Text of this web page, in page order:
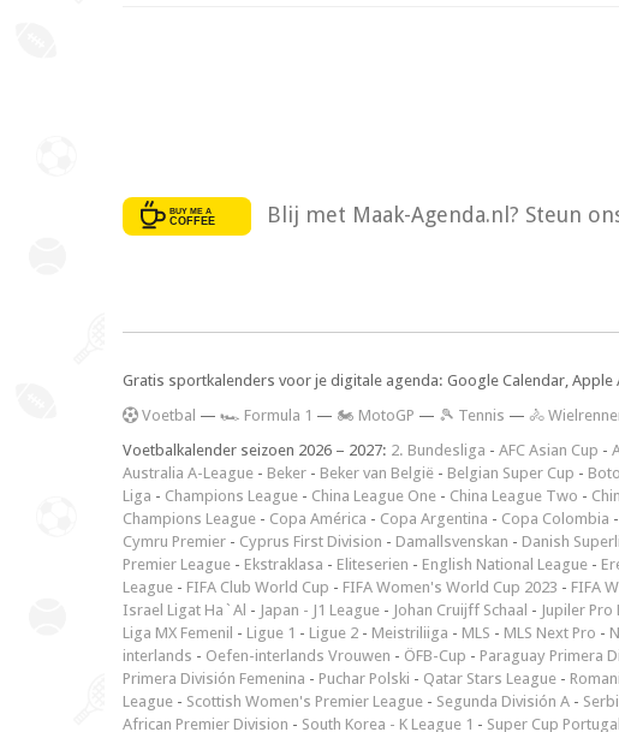
Blij met Maak-Agenda.nl? Steun
Gratis sportkalenders voor je digitale agenda: Google Calendar,
Voetbal — 🏎️ Formula 1 — 🏍 MotoGP — 🎾 Tennis — 🚴
Voetbalkalender seizoen 2026 – 2027: 2. Bundesliga - AFC Asian Cup -
Australia A-League - Beker - Beker van België - Belgian Super Cup -
Liga - Champions League - China League One - China League Two -
Champions League - Copa América - Copa Argentina - Copa Colombia -
Cymru Premier - Cyprus First Division - Damallsvenskan - Danish
Premier League - Ekstraklasa - Eliteserien - English National League -
League - FIFA Club World Cup - FIFA Women's World Cup 2023 - FIFA
Israel Ligat Ha`Al - Japan - J1 League - Johan Cruijff Schaal - Jupiler Pro
Liga MX Femenil - Ligue 1 - Ligue 2 - Meistriliiga - MLS - MLS Next Pro -
interlands - Oefen-interlands Vrouwen - ÖFB-Cup - Paraguay Primera
Primera División Femenina - Puchar Polski - Qatar Stars League -
League - Scottish Women's Premier League - Segunda División A -
African Premier Division - South Korea - K League 1 - Super Cup Portugal